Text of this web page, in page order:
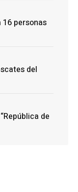
16 personas
del
de